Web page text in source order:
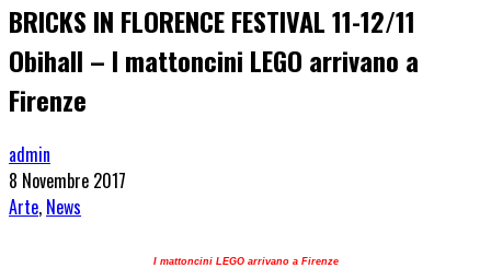
BRICKS IN FLORENCE FESTIVAL 11-12/11
Obihall – I mattoncini LEGO arrivano a
Firenze
admin
8 Novembre 2017
Arte, News
I mattoncini LEGO arrivano a Firenze